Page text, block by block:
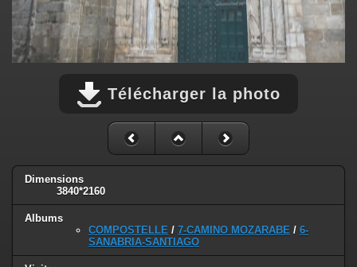
Télécharger la photo
Dimensions
3840*2160
Albums
COMPOSTELLE / 7-CAMINO MOZARABE / 6-
SANABRIA-SANTIAGO